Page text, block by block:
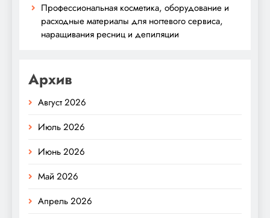
Профессиональная косметика, оборудование и
расходные материалы для ногтевого сервиса,
наращивания ресниц и депиляции
Архив
Август 2026
Июль 2026
Июнь 2026
Май 2026
Апрель 2026